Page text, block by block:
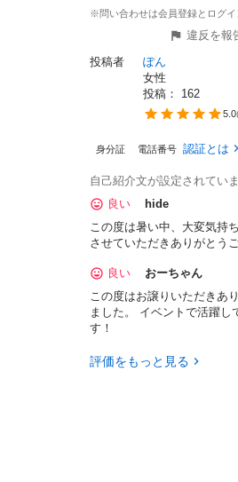
※問い合わせは会員登録とログイ
違反を報
投稿者
ぽん
女性
投稿： 162
5.0
身分証 電話番号 認証とは
自己紹介文が設定されてい
良い
hide
この度は暑い中、大変気持
させていただきありがとう
良い
おーちゃん
この度はお譲りいただきあ
ました。 イベントで活躍し
す！
評価をもっと見る